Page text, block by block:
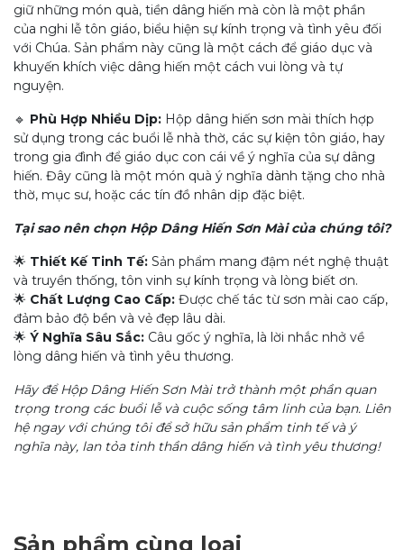
giữ những món quà, tiền dâng hiến mà còn là một phần
của nghi lễ tôn giáo, biểu hiện sự kính trọng và tình yêu đối
với Chúa. Sản phẩm này cũng là một cách để giáo dục và
khuyến khích việc dâng hiến một cách vui lòng và tự
nguyện.
🔹 Phù Hợp Nhiều Dịp: Hộp dâng hiến sơn mài thích hợp
sử dụng trong các buổi lễ nhà thờ, các sự kiện tôn giáo, hay
trong gia đình để giáo dục con cái về ý nghĩa của sự dâng
hiến. Đây cũng là một món quà ý nghĩa dành tặng cho nhà
thờ, mục sư, hoặc các tín đồ nhân dịp đặc biệt.
Tại sao nên chọn Hộp Dâng Hiến Sơn Mài của chúng tôi?
🌟 Thiết Kế Tinh Tế: Sản phẩm mang đậm nét nghệ thuật
và truyền thống, tôn vinh sự kính trọng và lòng biết ơn.
🌟 Chất Lượng Cao Cấp: Được chế tác từ sơn mài cao cấp,
đảm bảo độ bền và vẻ đẹp lâu dài.
🌟 Ý Nghĩa Sâu Sắc: Câu gốc ý nghĩa, là lời nhắc nhở về
lòng dâng hiến và tình yêu thương.
Hãy để Hộp Dâng Hiến Sơn Mài trở thành một phần quan
trọng trong các buổi lễ và cuộc sống tâm linh của bạn. Liên
hệ ngay với chúng tôi để sở hữu sản phẩm tinh tế và ý
nghĩa này, lan tỏa tinh thần dâng hiến và tình yêu thương!
Sản phẩm cùng loại